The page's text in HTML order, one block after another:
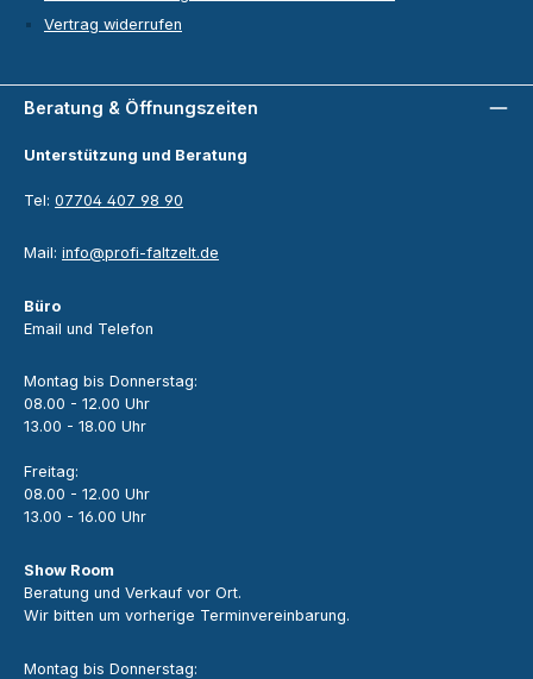
Beratung & Öffnungszeiten
Unterstützung und Beratung
Tel: 07704 407 98 90
Mail: info@profi-faltzelt.de
Büro
Email und Telefon
Montag bis Donnerstag:
08.00 - 12.00 Uhr
13.00 - 18.00 Uhr
Freitag:
08.00 - 12.00 Uhr
13.00 - 16.00 Uhr
Show Room
Beratung und Verkauf vor Ort.
Wir bitten um vorherige Terminvereinbarung.
Montag bis Donnerstag:
Vertrag widerrufen